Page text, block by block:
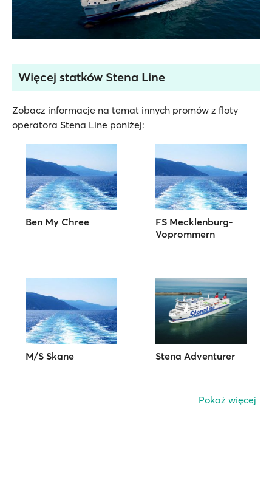
Więcej statków Stena Line
Zobacz informacje na temat innych promów z floty
operatora Stena Line poniżej:
Ben My Chree
FS Mecklenburg-
Voprommern
M/S Skane Stena Adventurer
Pokaż więcej